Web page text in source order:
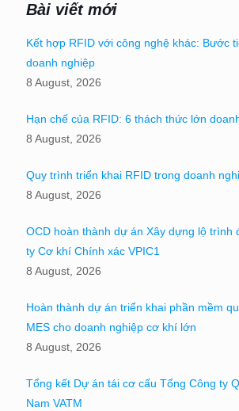
Bài viết mới
Kết hợp RFID với công nghệ khác: Bước
doanh nghiệp
8 August, 2026
Hạn chế của RFID: 6 thách thức lớn
8 August, 2026
Quy trình triển khai RFID trong doanh
8 August, 2026
OCD hoàn thành dự án Xây dựng lộ trình
ty Cơ khí Chính xác VPIC1
8 August, 2026
Hoàn thành dự án triển khai phần mềm
MES cho doanh nghiệp cơ khí lớn
8 August, 2026
Tổng kết Dự án tái cơ cấu Tổng Công ty
Nam VATM